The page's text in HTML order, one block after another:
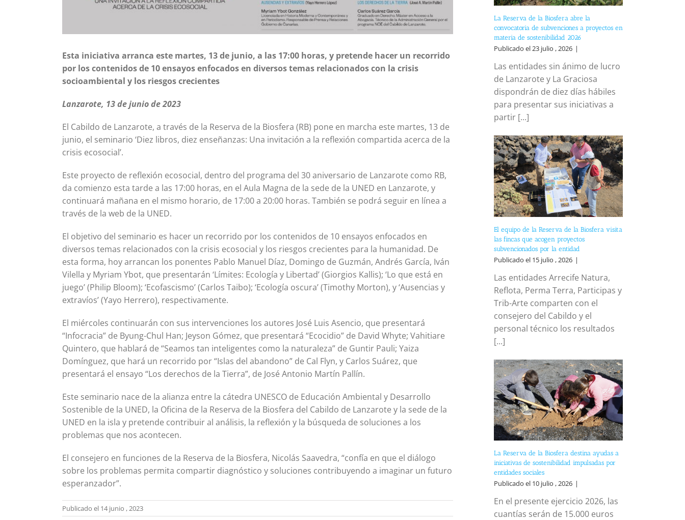
Esta iniciativa arranca este martes, 13 de junio, a las 17:00 horas, y pretende hacer un recorrido
por los contenidos de 10 ensayos enfocados en diversos temas relacionados con la crisis
socioambiental y los riesgos crecientes
Lanzarote, 13 de junio de 2023
El Cabildo de Lanzarote, a través de la Reserva de la Biosfera (RB) pone en marcha este martes, 13 de
junio, el seminario ‘Diez libros, diez enseñanzas: Una invitación a la reflexión compartida acerca de la
crisis ecosocial’.
Este proyecto de reflexión ecosocial, dentro del programa del 30 aniversario de Lanzarote como RB,
da comienzo esta tarde a las 17:00 horas, en el Aula Magna de la sede de la UNED en Lanzarote, y
continuará mañana en el mismo horario, de 17:00 a 20:00 horas. También se podrá seguir en línea a
través de la web de la UNED.
El objetivo del seminario es hacer un recorrido por los contenidos de 10 ensayos enfocados en
diversos temas relacionados con la crisis ecosocial y los riesgos crecientes para la humanidad. De
esta forma, hoy arrancan los ponentes Pablo Manuel Díaz, Domingo de Guzmán, Andrés García, Iván
Vilella y Myriam Ybot, que presentarán ‘Límites: Ecología y Libertad’ (Giorgios Kallis); ‘Lo que está en
juego’ (Philip Bloom); ‘Ecofascismo’ (Carlos Taibo); ‘Ecología oscura’ (Timothy Morton), y ‘Ausencias y
extravíos’ (Yayo Herrero), respectivamente.
El miércoles continuarán con sus intervenciones los autores José Luis Asencio, que presentará
“Infocracia” de Byung-Chul Han; Jeyson Gómez, que presentará “Ecocidio” de David Whyte; Vahitiare
Quintero, que hablará de “Seamos tan inteligentes como la naturaleza” de Guntir Pauli; Yaiza
Domínguez, que hará un recorrido por “Islas del abandono” de Cal Flyn, y Carlos Suárez, que
presentará el ensayo “Los derechos de la Tierra”, de José Antonio Martín Pallín.
Este seminario nace de la alianza entre la cátedra UNESCO de Educación Ambiental y Desarrollo
Sostenible de la UNED, la Oficina de la Reserva de la Biosfera del Cabildo de Lanzarote y la sede de la
UNED en la isla y pretende contribuir al análisis, la reflexión y la búsqueda de soluciones a los
problemas que nos acontecen.
El consejero en funciones de la Reserva de la Biosfera, Nicolás Saavedra, “confía en que el diálogo
sobre los problemas permita compartir diagnóstico y soluciones contribuyendo a imaginar un futuro
esperanzador”.
Publicado el 14 junio , 2023
La Reserva de la Biosfera abre la
convocatoria de subvenciones a proyectos en
materia de sostenibilidad 2026
Publicado el 23 julio , 2026 |
Las entidades sin ánimo de lucro
de Lanzarote y La Graciosa
dispondrán de diez días hábiles
para presentar sus iniciativas a
partir [...]
El equipo de la Reserva de la Biosfera visita
las fincas que acogen proyectos
subvencionados por la entidad
Publicado el 15 julio , 2026 |
Las entidades Arrecife Natura,
Reflota, Perma Terra, Participas y
Trib-Arte comparten con el
consejero del Cabildo y el
personal técnico los resultados
[...]
La Reserva de la Biosfera destina ayudas a
iniciativas de sostenibilidad impulsadas por
entidades sociales
Publicado el 10 julio , 2026 |
En el presente ejercicio 2026, las
cuantías serán de 15.000 euros